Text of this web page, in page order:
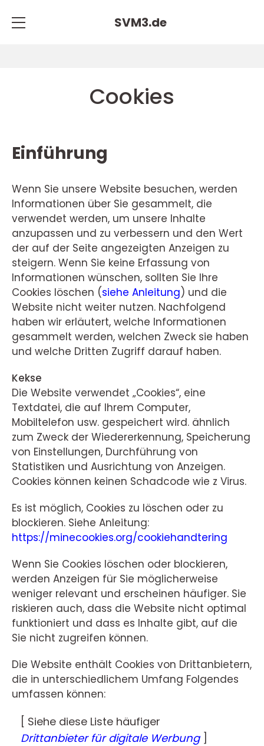
SVM3.de
Cookies
Einführung
Wenn Sie unsere Website besuchen, werden
Informationen über Sie gesammelt, die
verwendet werden, um unsere Inhalte
anzupassen und zu verbessern und den Wert
der auf der Seite angezeigten Anzeigen zu
steigern. Wenn Sie keine Erfassung von
Informationen wünschen, sollten Sie Ihre
Cookies löschen (siehe Anleitung) und die
Website nicht weiter nutzen. Nachfolgend
haben wir erläutert, welche Informationen
gesammelt werden, welchen Zweck sie haben
und welche Dritten Zugriff darauf haben.
Kekse
Die Website verwendet „Cookies“, eine
Textdatei, die auf Ihrem Computer,
Mobiltelefon usw. gespeichert wird. ähnlich
zum Zweck der Wiedererkennung, Speicherung
von Einstellungen, Durchführung von
Statistiken und Ausrichtung von Anzeigen.
Cookies können keinen Schadcode wie z Virus.
Es ist möglich, Cookies zu löschen oder zu
blockieren. Siehe Anleitung:
https://minecookies.org/cookiehandtering
Wenn Sie Cookies löschen oder blockieren,
werden Anzeigen für Sie möglicherweise
weniger relevant und erscheinen häufiger. Sie
riskieren auch, dass die Website nicht optimal
funktioniert und dass es Inhalte gibt, auf die
Sie nicht zugreifen können.
Die Website enthält Cookies von Drittanbietern,
die in unterschiedlichem Umfang Folgendes
umfassen können:
[ Siehe diese Liste häufiger
Drittanbieter für digitale Werbung]